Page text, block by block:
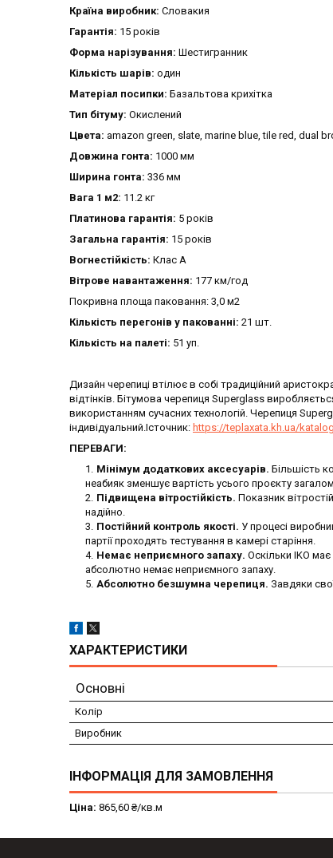
Країна виробник: Словакия
Гарантія: 15 років
Форма нарізування: Шестигранник
Кількість шарів: один
Матеріал посипки: Базальтова крихітка
Тип бітуму: Окислений
Цвета: amazon green, slate, marine blue, tile red, dual
Довжина гонта: 1000 мм
Ширина гонта: 336 мм
Вага 1 м2: 11.2 кг
Платинова гарантія: 5 років
Загальна гарантія: 15 років
Вогнестійкість: Клас А
Вітрове навантаження: 177 км/год
Покривна площа паковання: 3,0 м2
Кількість перегонів у пакованні: 21 шт.
Кількість на палеті: 51 уп.
Дизайн черепиці втілює в собі традиційний
відтінків. Бітумова черепиця Superglass
використанням сучасних технологій. Черепиця
індивідуальний.Істочник: https://teplaxata.kh.ua/
ПЕРЕВАГИ:
Мінімум додаткових аксесуарів. Більшість
неабияк зменшує вартість усього проєкту загалом
Підвищена вітростійкість. Показник
надійно.
Постійний контроль якості. У процесі
партії проходять тестування в камері старіння.
Немає неприємного запаху. Оскільки IKO
абсолютно немає неприємного запаху.
Абсолютно безшумна черепиця. Завдяки
ХАРАКТЕРИСТИКИ
Основні
Колір
Виробник
ІНФОРМАЦІЯ ДЛЯ ЗАМОВЛЕННЯ
Ціна: 865,60 ₴/кв.м